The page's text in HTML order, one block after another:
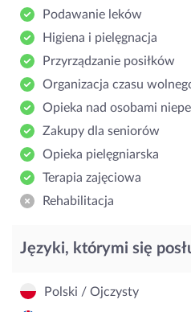
Podawanie leków
Higiena i pielęgnacja
Przyrządzanie posiłków
Organizacja czasu
Opieka nad osobami
Zakupy dla seniorów
Opieka pielęgniarska
Terapia zajęciowa
Rehabilitacja
Języki, którymi się
Polski / Ojczysty